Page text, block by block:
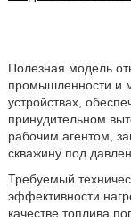
Полезная модель
промышленности и
устройствах,
принудительном
рабочим агентом,
скважину под
Требуемый
эффективности
качестве топлива